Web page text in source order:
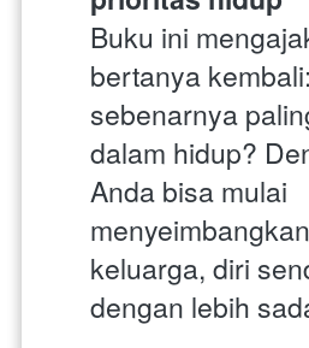
Buku ini
bertanya
sebenarnya
dalam hidup?
Anda bisa mulai
keluarga, diri
dengan lebih